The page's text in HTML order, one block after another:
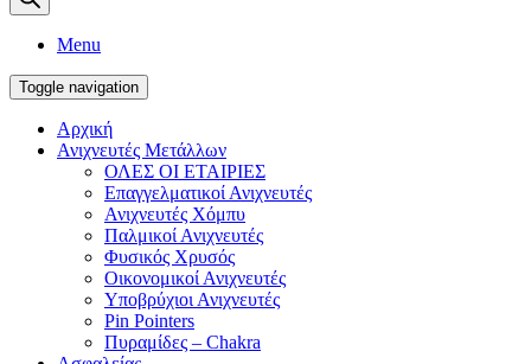
Menu
Toggle navigation
Αρχική
Ανιχνευτές Μετάλλων
ΟΛΕΣ ΟΙ ΕΤΑΙΡΙΕΣ
Επαγγελματικοί Ανιχνευτές
Ανιχνευτές Χόμπυ
Παλμικοί Ανιχνευτές
Φυσικός Χρυσός
Οικονομικοί Ανιχνευτές
Υποβρύχιοι Ανιχνευτές
Pin Pointers
Πυραμίδες – Chakra